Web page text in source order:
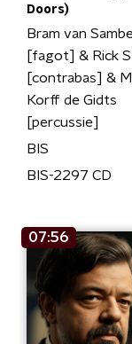
Doors)
Bram van
[fagot] & Rick
[contrabas] &
Korff de Gidts
[percussie]
BIS
BIS-2297 CD
07:56